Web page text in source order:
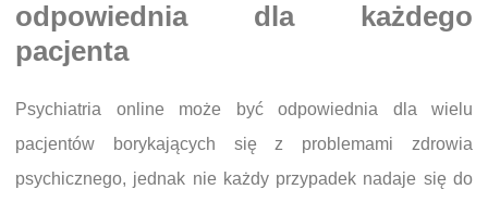
odpowiednia dla każdego
pacjenta
Psychiatria online może być odpowiednia dla wielu
pacjentów borykających się z problemami zdrowia
psychicznego, jednak nie każdy przypadek nadaje się do